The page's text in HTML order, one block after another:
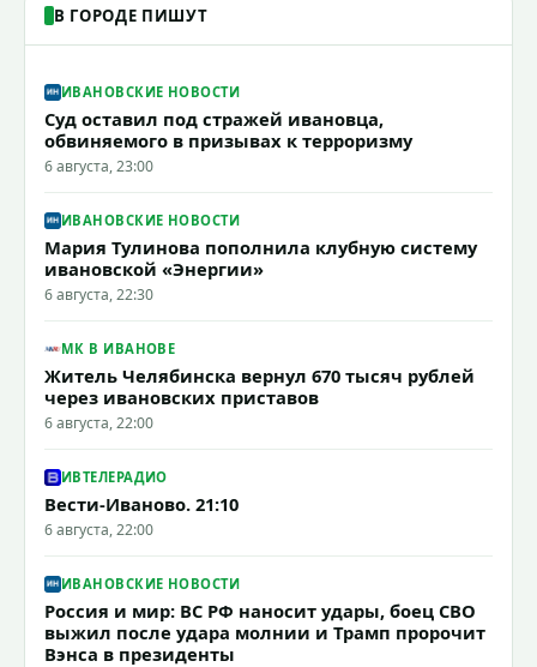
В ГОРОДЕ ПИШУТ
ИВАНОВСКИЕ НОВОСТИ
Суд оставил под стражей ивановца,
обвиняемого в призывах к терроризму
6 августа, 23:00
ИВАНОВСКИЕ НОВОСТИ
Мария Тулинова пополнила клубную систему
ивановской «Энергии»
6 августа, 22:30
МК В ИВАНОВЕ
Житель Челябинска вернул 670 тысяч рублей
через ивановских приставов
6 августа, 22:00
ИВТЕЛЕРАДИО
Вести-Иваново. 21:10
6 августа, 22:00
ИВАНОВСКИЕ НОВОСТИ
Россия и мир: ВС РФ наносит удары, боец СВО
выжил после удара молнии и Трамп пророчит
Вэнса в президенты